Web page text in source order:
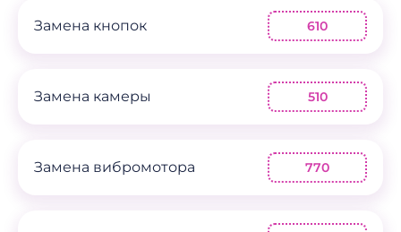
Замена кнопок 610
Замена камеры 510
Замена вибромотора 770